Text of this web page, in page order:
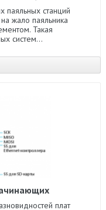
станций
жало паяльника
Такая
систем...
плат